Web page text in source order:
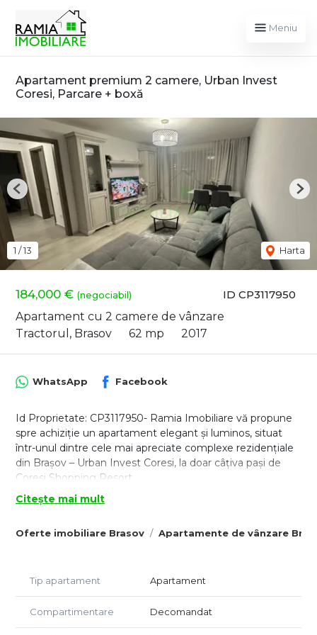
Meniu
Apartament premium 2 camere, Urban Invest
Coresi, Parcare + boxă
ID CP3117950
184,000 € (negociabil)
Apartament cu 2 camere de vânzare
Tractorul, Brasov
62 mp 2017
1 /13 Harta
Previous
Oferte imobiliare Brasov Apartamente de vânzare
WhatsApp Facebook
Id Proprietate: CP3117950- Ramia Imobiliare vă propune
spre achiziție un apartament elegant și luminos, situat
într-unul dintre cele mai apreciate complexe rezidențiale
din Brașov – Urban Invest Coresi, la doar câțiva pași de
Coresi Shopping Resort.
O proprietate care îmbină perfect confortul modern,
poziționarea excelentă și randamentul investițional, fiind
ca investiție, apartamentul fiind în prezent închiriat către
Poziționat la etajul 4 din 10, cu orientare sudică,
apartamentul beneficiază de lumină naturală pe tot
parcursul zilei și o atmosferă caldă și primitoare.
Citește mai mult
Tip apartament Apartament
Compartimentare Decomandat